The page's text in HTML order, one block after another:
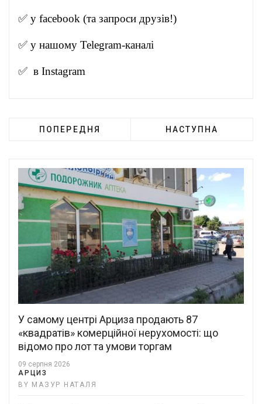
✅ у facebook (та запроси друзів!)
✅ у нашому Telegram-каналі
✅ в Instagram
ПОПЕРЕДНЯ НАСТУПНА
У самому центрі Арциза продають 87
«квадратів» комерційної нерухомості: що
відомо про лот та умови торгам
09 серпня 2026
АРЦИЗ
BY МАЗУР НАТАЛЯ